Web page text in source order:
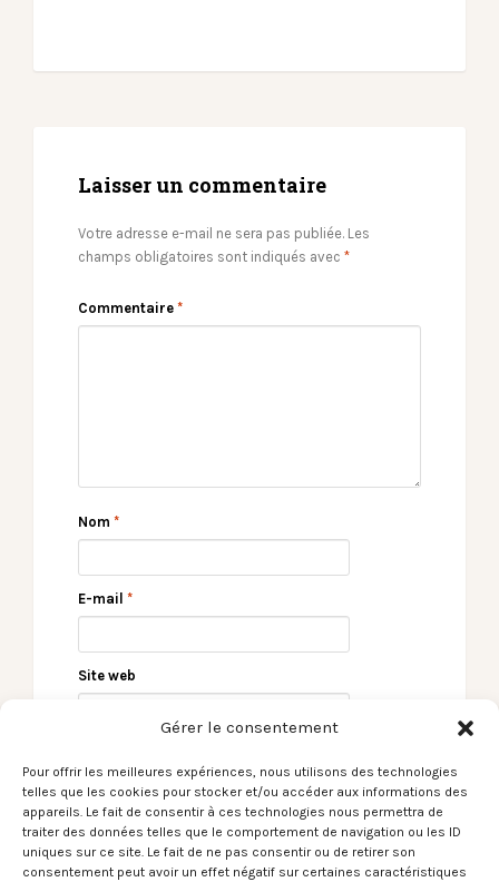
Gérer le consentement
Pour offrir les meilleures expériences, nous utilisons des technologies
telles que les cookies pour stocker et/ou accéder aux informations des
appareils. Le fait de consentir à ces technologies nous permettra de
traiter des données telles que le comportement de navigation ou les ID
uniques sur ce site. Le fait de ne pas consentir ou de retirer son
consentement peut avoir un effet négatif sur certaines caractéristiques
Laisser un commentaire
Votre adresse e-mail ne sera pas publiée. Les
champs obligatoires sont indiqués avec *
Commentaire *
Nom *
E-mail *
Site web